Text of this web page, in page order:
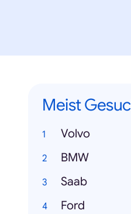
Meist
Volvo
BMW
Saab
Ford